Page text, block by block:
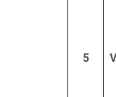
5